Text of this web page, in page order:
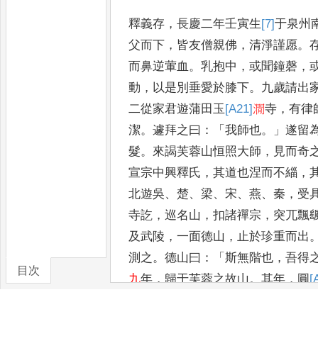
目次
釋義存 ，長慶二年壬寅生 [7]于泉州
父而下 ， 皆友僧親佛 ，清淨謹愿。
而鼻逆葷血 。乳抱中 ，或聞鐘磬 ，
動 ， 以是別垂愛於膝下。 九歲請出
二從家君遊蒲田玉 [A21] 㵎寺 ，有律
潔。遽拜之曰 ：「我師也。」遂留
髮。 來謁芙蓉山恒照大師 ， 見而奇
宣宗中興釋氏 ，其道也涅而不緇 ，
北遊吳、楚、梁、宋、燕、秦 ， 受
寺訖 ，巡名山 ，扣諸禪宗 ， 突兀飄
及武陵 ，一面德山 ，止於珍重而出
測之。德山曰 ：「斯無階也 ，吾得
九年，歸于芙蓉之故山。其年，圓